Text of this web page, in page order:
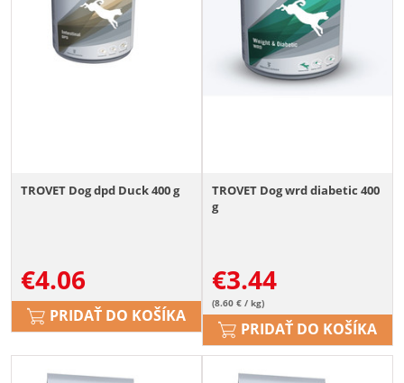
TROVET Dog dpd Duck 400 g
€4.06
PRIDAŤ DO KOŠÍKA
TROVET Dog wrd diabetic 400
g
€3.44
(8.60 € / kg)
PRIDAŤ DO KOŠÍKA